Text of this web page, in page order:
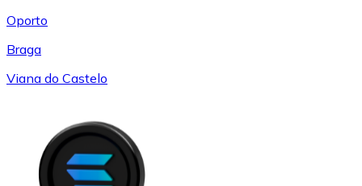
Oporto
Braga
Viana do Castelo